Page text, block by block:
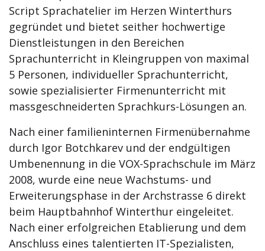
Script Sprachatelier im Herzen Winterthurs
gegründet und bietet seither hochwertige
Dienstleistungen in den Bereichen
Sprachunterricht in Kleingruppen von maximal
5 Personen, individueller Sprachunterricht,
sowie spezialisierter Firmenunterricht mit
massgeschneiderten Sprachkurs-Lösungen an.
Nach einer familieninternen Firmenübernahme
durch Igor Botchkarev und der endgültigen
Umbenennung in die VOX-Sprachschule im März
2008, wurde eine neue Wachstums- und
Erweiterungsphase in der Archstrasse 6 direkt
beim Hauptbahnhof Winterthur eingeleitet.
Nach einer erfolgreichen Etablierung und dem
Anschluss eines talentierten IT-Spezialisten,